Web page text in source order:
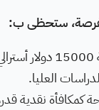
ستحظى ب:
منحة دراسية بقيمة 15000
العليا.